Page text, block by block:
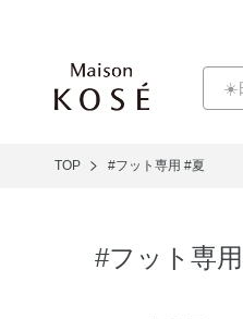
TOP #フット専用 #夏
#フット専